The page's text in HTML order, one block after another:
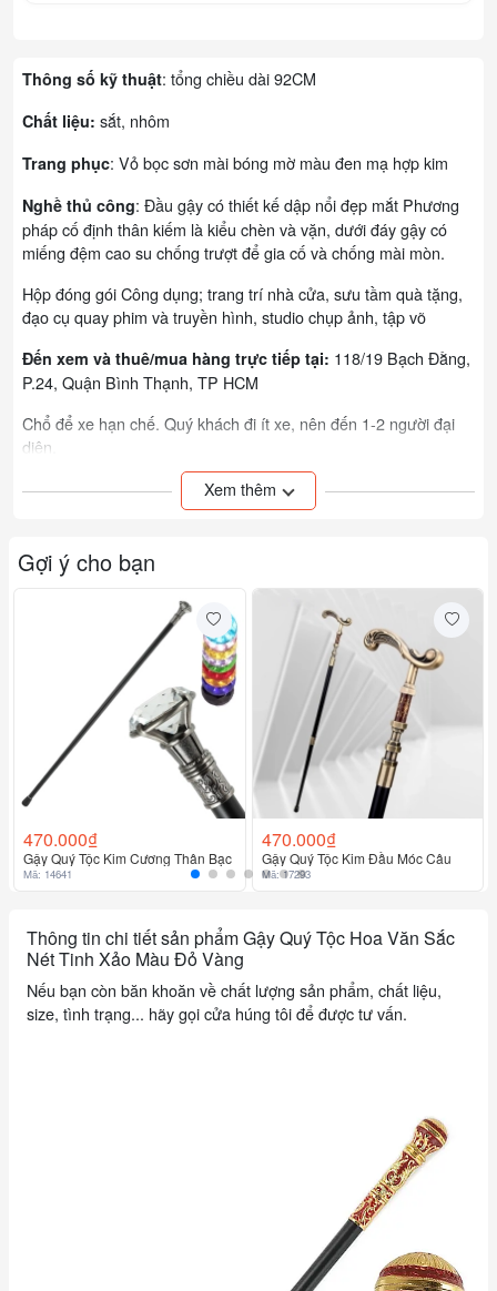
Thông số kỹ thuật: tổng chiều dài 92CM
Chất liệu: sắt, nhôm
Trang phục: Vỏ bọc sơn mài bóng mờ màu đen mạ hợp kim
Nghề thủ công: Đầu gậy có thiết kế dập nổi đẹp mắt Phương
pháp cố định thân kiếm là kiểu chèn và vặn, dưới đáy gậy có
miếng đệm cao su chống trượt để gia cố và chống mài mòn.
Hộp đóng gói Công dụng; trang trí nhà cửa, sưu tầm quà tặng,
đạo cụ quay phim và truyền hình, studio chụp ảnh, tập võ
Đến xem và thuê/mua hàng trực tiếp tại: 118/19 Bạch Đằng,
P.24, Quận Bình Thạnh, TP HCM
Chổ để xe hạn chế. Quý khách đi ít xe, nên đến 1-2 người đại
diện.
Đi nhóm 5-7 xe, ko chổ để xe, có thể đi taxi
Nhận ship hàng trên toàn quốc với phí từ 50.000đ-70.000đ
Xem thêm
Gợi ý cho bạn
470.000₫
Gậy Quý Tộc Kim Cương Thân Bạc
Mã: 14641
470.000₫
Gậy Quý Tộc Kim Đầu Móc Câu
Mã: 17293
Thông tin chi tiết sản phẩm Gậy Quý Tộc Hoa Văn Sắc
Nét Tinh Xảo Màu Đỏ Vàng
Nếu bạn còn băn khoăn về chất lượng sản phẩm, chất liệu,
size, tình trạng... hãy gọi cửa húng tôi để được tư vấn.